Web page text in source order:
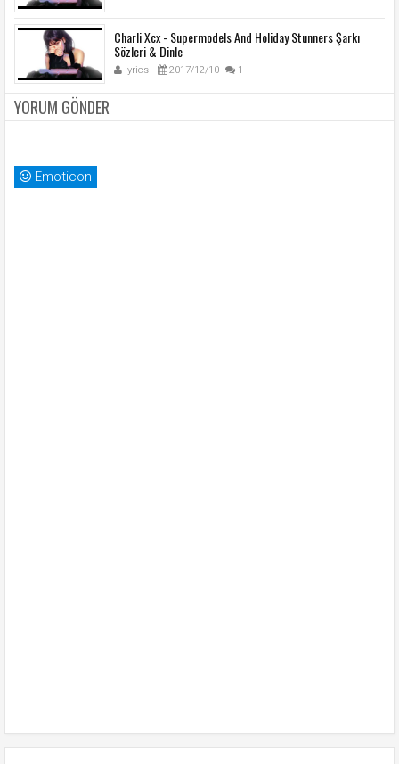
Charli Xcx - Supermodels And Holiday Stunners Şarkı
Sözleri & Dinle
lyrics 2017/12/10 1
YORUM GÖNDER
Emoticon